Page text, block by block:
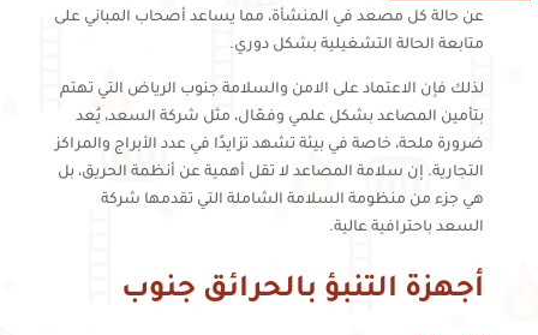
عن حالة كل مصعد في المنشأة، مما يساعد أصحاب المباني على
متابعة الحالة التشغيلية بشكل دوري.
لذلك فإن الاعتماد على الامن والسلامة جنوب الرياض التي تهتم
بتأمين المصاعد بشكل علمي وفعّال، مثل شركة السعد، يُعد
ضرورة ملحة، خاصة في بيئة تشهد تزايدًا في عدد الأبراج والمراكز
التجارية. إن سلامة المصاعد لا تقل أهمية عن أنظمة الحريق، بل
هي جزء من منظومة السلامة الشاملة التي تقدمها شركة
السعد باحترافية عالية.
أجهزة التنبؤ بالحرائق جنوب